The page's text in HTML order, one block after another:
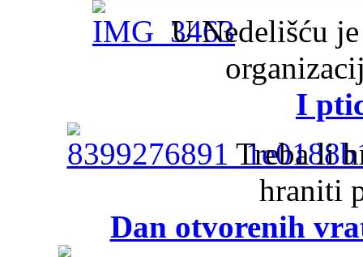
U Nedelišću
I
Treba li
hraniti
Dan otvorenih